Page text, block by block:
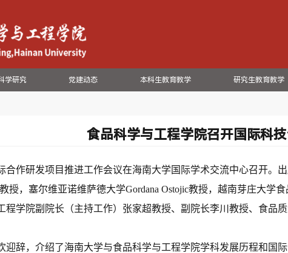
学研究 党建动态 本科生教育教学 研究生教育教学
食品科学与工程学院召开国际科
合作研发项目推进工作会议在海南大学国际学术交流中心召开。
教授，塞尔维亚诺维萨德大学Gordana Ostojic教授，越南芽庄大学
程学院副院长（主持工作）张家超教授、副院长李川教授、食品
迎辞，介绍了海南大学与食品科学与工程学院学科发展历程和国